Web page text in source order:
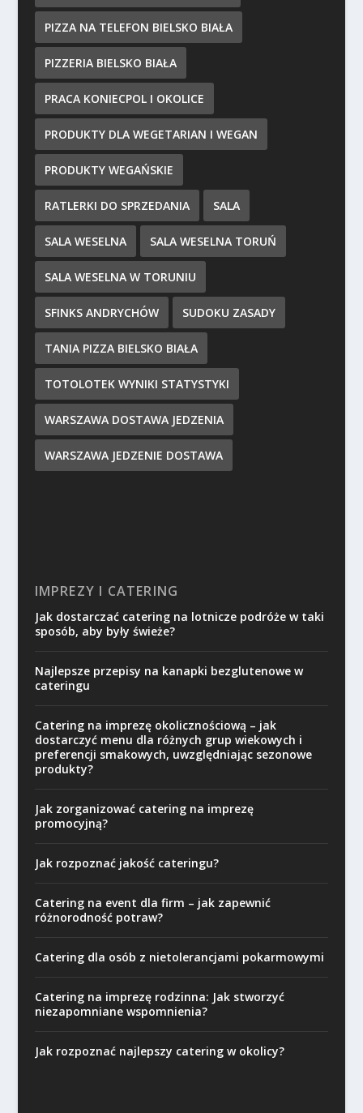
PIZZA NA TELEFON BIELSKO BIAŁA
PIZZERIA BIELSKO BIAŁA
PRACA KONIECPOL I OKOLICE
PRODUKTY DLA WEGETARIAN I WEGAN
PRODUKTY WEGAŃSKIE
RATLERKI DO SPRZEDANIA SALA
SALA WESELNA SALA WESELNA TORUŃ
SALA WESELNA W TORUNIU
SFINKS ANDRYCHÓW SUDOKU ZASADY
TANIA PIZZA BIELSKO BIAŁA
TOTOLOTEK WYNIKI STATYSTYKI
WARSZAWA DOSTAWA JEDZENIA
WARSZAWA JEDZENIE DOSTAWA
IMPREZY I CATERING
Jak dostarczać catering na lotnicze podróże w taki
sposób, aby były świeże?
Najlepsze przepisy na kanapki bezglutenowe w
cateringu
Catering na imprezę okolicznościową – jak
dostarczyć menu dla różnych grup wiekowych i
preferencji smakowych, uwzględniając sezonowe
produkty?
Jak zorganizować catering na imprezę
promocyjną?
Jak rozpoznać jakość cateringu?
Catering na event dla firm – jak zapewnić
różnorodność potraw?
Catering dla osób z nietolerancjami pokarmowymi
Catering na imprezę rodzinna: Jak stworzyć
niezapomniane wspomnienia?
Jak rozpoznać najlepszy catering w okolicy?